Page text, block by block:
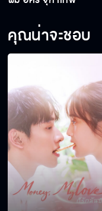
คุณน่าจะชอบ